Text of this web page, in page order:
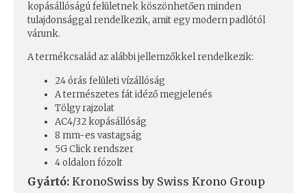
kopásállóságú felületnek köszönhetően minden
tulajdonsággal rendelkezik, amit egy modern padlótól
várunk.
A termékcsalád az alábbi jellemzőkkel rendelkezik:
24 órás felületi vízállóság
A természetes fát idéző megjelenés
Tölgy rajzolat
AC4/32 kopásállóság
8 mm-es vastagság
5G Click rendszer
4 oldalon fózolt
Gyártó: KronoSwiss by Swiss Krono Group